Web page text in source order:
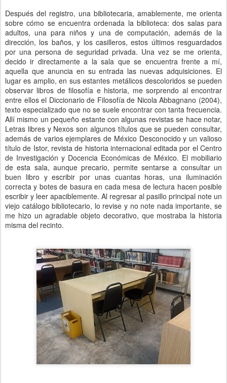
Después del registro, una bibliotecaria, amablemente, me orienta
sobre cómo se encuentra ordenada la biblioteca: dos salas para
adultos, una para niños y una de computación, además de la
dirección, los baños, y los casilleros, estos últimos resguardados
por una persona de seguridad privada. Una vez se me orienta,
decido ir directamente a la sala que se encuentra frente a mí,
aquella que anuncia en su entrada las nuevas adquisiciones. El
lugar es amplio, en sus estantes metálicos descoloridos se pueden
observar libros de filosofía e historia, me sorprendo al encontrar
entre ellos el Diccionario de Filosofía de Nicola Abbagnano (2004),
texto especializado que no se suele encontrar con tanta frecuencia.
Allí mismo un pequeño estante con algunas revistas se hace notar,
Letras libres y Nexos son algunos títulos que se pueden consultar,
además de varios ejemplares de México Desconocido y un valioso
título de Istor, revista de historia internacional editada por el Centro
de Investigación y Docencia Económicas de México. El mobiliario
de esta sala, aunque precario, permite sentarse a consultar un
buen libro y escribir por unas cuantas horas, una iluminación
correcta y botes de basura en cada mesa de lectura hacen posible
escribir y leer apaciblemente. Al regresar al pasillo principal note un
viejo catálogo bibliotecario, lo revise y no note nada importante, se
me hizo un agradable objeto decorativo, que mostraba la historia
misma del recinto.